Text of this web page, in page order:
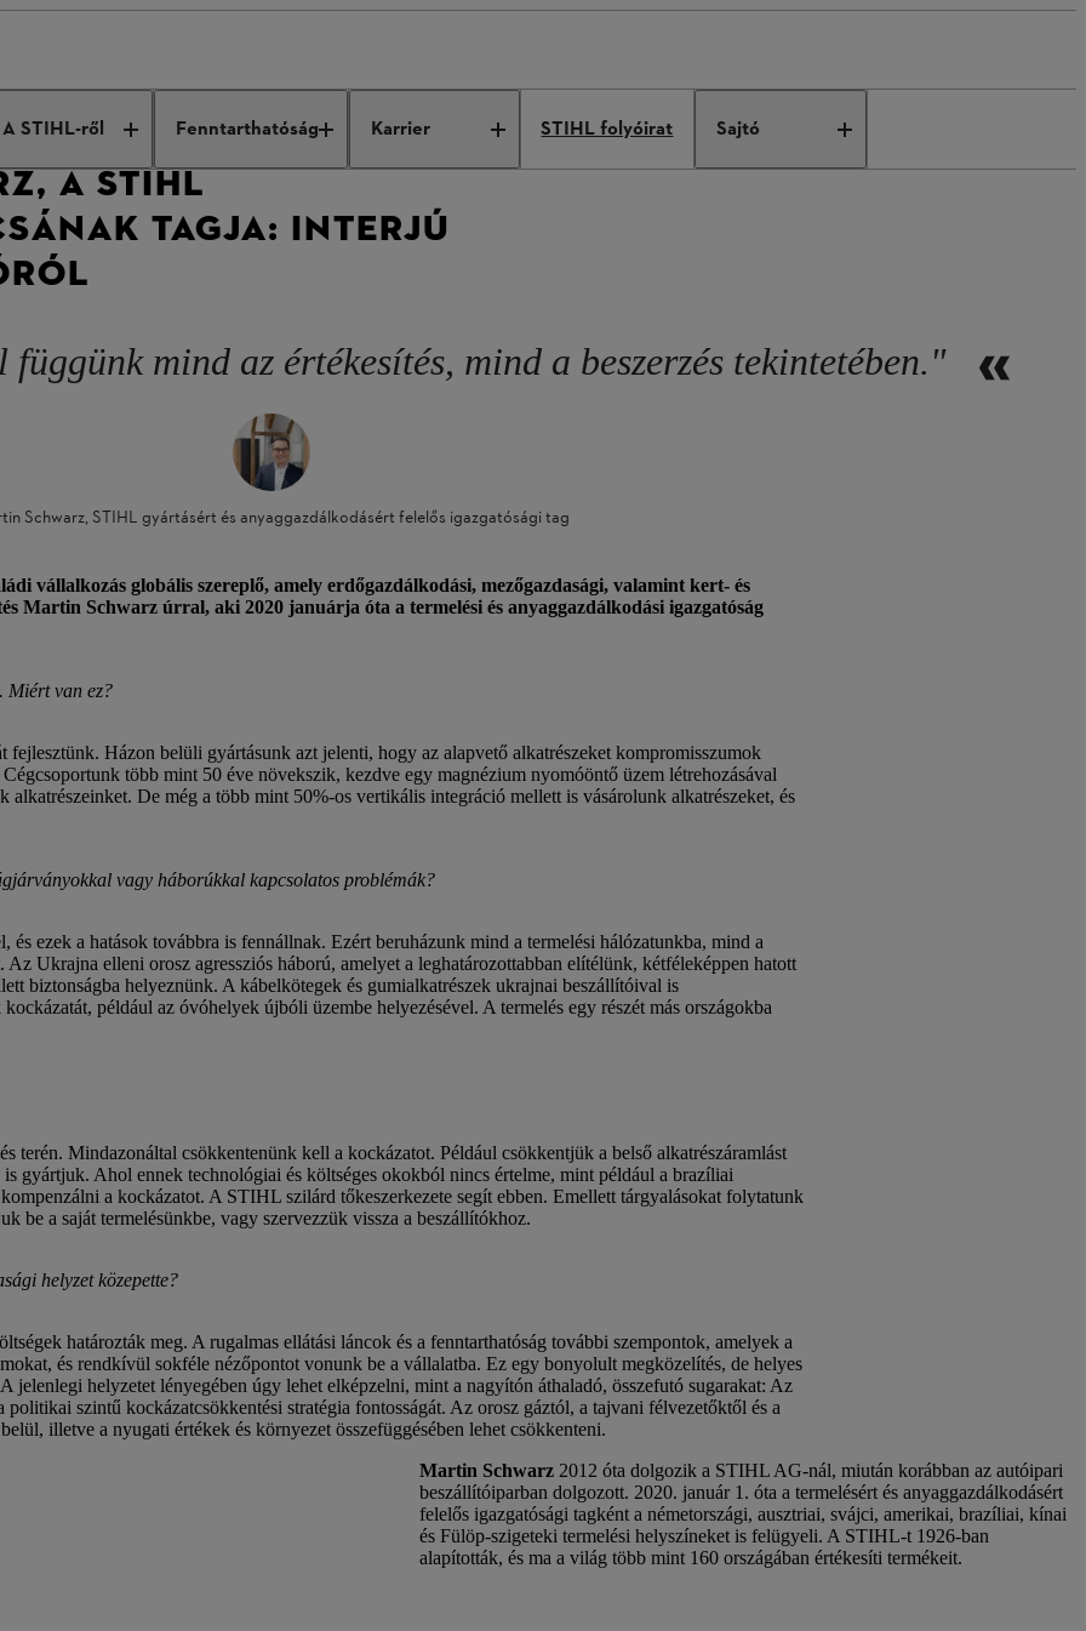
A STIHL-ről Fenntarthatóság Karrier STIHL folyóirat Sajtó
Interview on globalization
A STIHL
TAGJA: INTERJÚ
mind az értékesítés, mind a beszerzés tekintetében."
Schwarz, STIHL gyártásért és anyaggazdálkodásért felelős igazgatósági tag
vállalkozás globális szereplő, amely erdőgazdálkodási, mezőgazdasági, valamint kert- és
Martin Schwarz úrral, aki 2020 januárja óta a termelési és anyaggazdálkodási igazgatóság
Miért van ez?
Házon belüli gyártásunk azt jelenti, hogy az alapvető alkatrészeket kompromisszumok
több mint 50 éve növekszik, kezdve egy magnézium nyomóöntő üzem létrehozásával
De még a több mint 50%-os vertikális integráció mellett is vásárolunk alkatrészeket, és
vagy háborúkkal kapcsolatos problémák?
ezek a hatások továbbra is fennállnak. Ezért beruházunk mind a termelési hálózatunkba, mind a
Ukrajna elleni orosz agressziós háború, amelyet a leghatározottabban elítélünk, kétféleképpen hatott
biztonságba helyeznünk. A kábelkötegek és gumialkatrészek ukrajnai beszállítóival is
például az óvóhelyek újbóli üzembe helyezésével. A termelés egy részét más országokba
terén. Mindazonáltal csökkentenünk kell a kockázatot. Például csökkentjük a belső alkatrészáramlást
gyártjuk. Ahol ennek technológiai és költséges okokból nincs értelme, mint például a brazíliai
a kockázatot. A STIHL szilárd tőkeszerkezete segít ebben. Emellett tárgyalásokat folytatunk
be a saját termelésünkbe, vagy szervezzük vissza a beszállítókhoz.
helyzet közepette?
határozták meg. A rugalmas ellátási láncok és a fenntarthatóság további szempontok, amelyek a
és rendkívül sokféle nézőpontot vonunk be a vállalatba. Ez egy bonyolult megközelítés, de helyes
helyzetet lényegében úgy lehet elképzelni, mint a nagyítón áthaladó, összefutó sugarakat: Az
szintű kockázatcsökkentési stratégia fontosságát. Az orosz gáztól, a tajvani félvezetőktől és a
illetve a nyugati értékek és környezet összefüggésében lehet csökkenteni.
Martin Schwarz 2012 óta dolgozik a STIHL AG-nál, miután korábban az autóipari
beszállítóiparban dolgozott. 2020. január 1. óta a termelésért és anyaggazdálkodásért
felelős igazgatósági tagként a németországi, ausztriai, svájci, amerikai, brazíliai, kínai
és Fülöp-szigeteki termelési helyszíneket is felügyeli. A STIHL-t 1926-ban
alapították, és ma a világ több mint 160 országában értékesíti termékeit.